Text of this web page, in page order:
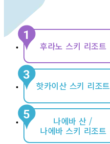
후라노 스키 리조트
핫카이산 스키 리조트
나에바 산 /
나에바 스키 리조트